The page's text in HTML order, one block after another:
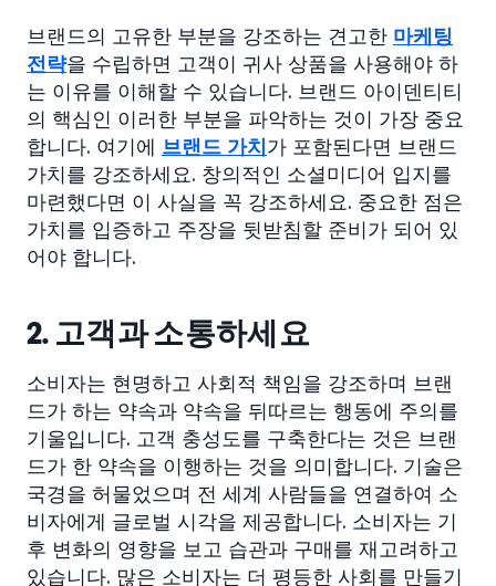
브랜드의 고유한 부분을 강조하는 견고한 마케팅
전략을 수립하면 고객이 귀사 상품을 사용해야 하
는 이유를 이해할 수 있습니다. 브랜드 아이덴티티
의 핵심인 이러한 부분을 파악하는 것이 가장 중요
합니다. 여기에 브랜드 가치가 포함된다면 브랜드
가치를 강조하세요. 창의적인 소셜미디어 입지를
마련했다면 이 사실을 꼭 강조하세요. 중요한 점은
가치를 입증하고 주장을 뒷받침할 준비가 되어 있
어야 합니다.
2. 고객과 소통하세요
소비자는 현명하고 사회적 책임을 강조하며 브랜
드가 하는 약속과 약속을 뒤따르는 행동에 주의를
기울입니다. 고객 충성도를 구축한다는 것은 브랜
드가 한 약속을 이행하는 것을 의미합니다. 기술은
국경을 허물었으며 전 세계 사람들을 연결하여 소
비자에게 글로벌 시각을 제공합니다. 소비자는 기
후 변화의 영향을 보고 습관과 구매를 재고려하고
있습니다. 많은 소비자는 더 평등한 사회를 만들기